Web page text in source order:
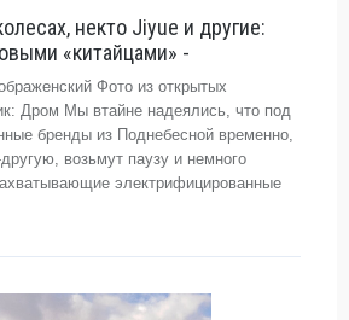
некто Jiyue и другие:
«китайцами» -
Фото из открытых
Дром Мы втайне надеялись, что под
бренды из Поднебесной временно,
возьмут паузу и немного
электрифицированные